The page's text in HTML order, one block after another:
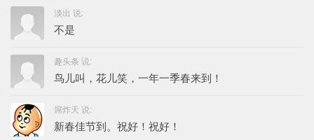
淡出 说:
不是
趣头条 说:
鸟儿叫，花儿笑，一年一季春来到！
屌炸天 说:
新春佳节到。祝好！祝好！